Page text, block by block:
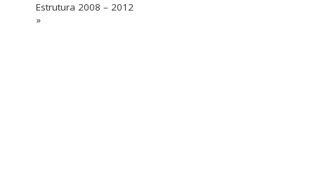
Estrutura 2008 – 2012
»